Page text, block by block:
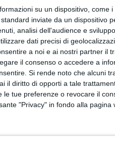
su un dispositivo, come
inviate da un dispositivo
analisi dell'audience e
dati precisi di
a noi e ai nostri partner il
il consenso o accedere a
Si rende noto che alcuni
il diritto di opporti a tale
tue preferenze o revocare il
"Privacy" in fondo alla pagina
In calo volumi (-10,9%)
(-1,8%) per i pacchi di
Italiane
ITALIA
22 AGOSTO 2022